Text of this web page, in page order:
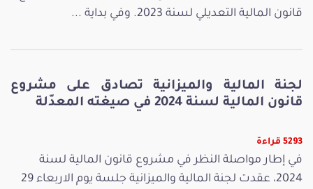
قانون المالية التعديلي لسنة 2023. وفي بداية ...
لجنة المالية والميزانية تصادق على مشروع
قانون المالية لسنة 2024 في صيغته المعدّلة
5293 قراءة
في إطار مواصلة النظر في مشروع قانون المالية لسنة
2024، عقدت لجنة المالية والميزانية جلسة يوم الاربعاء 29